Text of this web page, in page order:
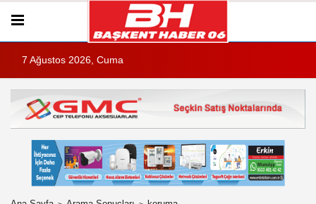
7 Ağustos 2026, Cuma